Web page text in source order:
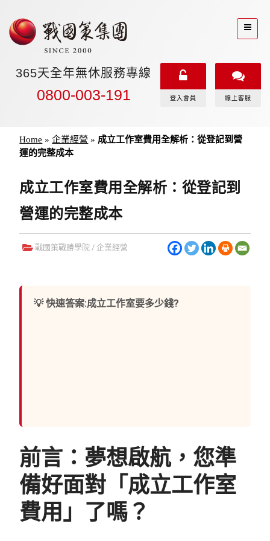
365天全年無休服務專線
0800-003-191 登入會員 線上客服
Home »企業經營 » 成立工作室費用全解析：從登記到營
運的完整成本
成立工作室費用全解析：從登記到
營運的完整成本
戰國策戰勝學院 / 企業經營
💡 快速答案:成立工作室要多少錢?
前言：夢想啟航，您準
備好面對「成立工作室
費用」了嗎？